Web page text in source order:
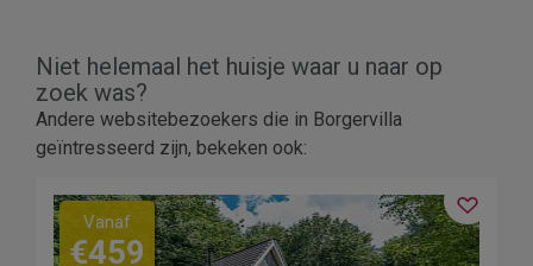
Niet helemaal het huisje waar u naar op
zoek was?
Andere websitebezoekers die in Borgervilla
geïntresseerd zijn, bekeken ook:
Vanaf
€459